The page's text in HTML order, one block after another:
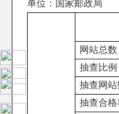
单位：国家邮政局
网站总数
抽查比
抽查网站
抽查合